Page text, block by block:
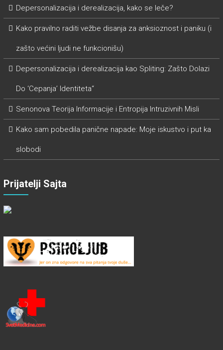
Depersonalizacija i derealizacija, kako se leče?
Kako pravilno raditi vežbe disanja za anksioznost i paniku (i
zašto većini ljudi ne funkcionišu)
Depersonalizacija i derealizacija kao Spliting: Zašto Dolazi
Do ‘Cepanja’ Identiteta“
Senonova Teorija Informacije i Entropija Intruzivnih Misli
Kako sam pobedila panične napade: Moje iskustvo i put ka
slobodi
Prijatelji Sajta